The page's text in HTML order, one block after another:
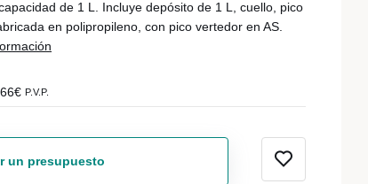
de 1 L. Incluye depósito de 1 L, cuello, pico
en polipropileno, con pico vertedor en AS.
P.V.P.
un presupuesto